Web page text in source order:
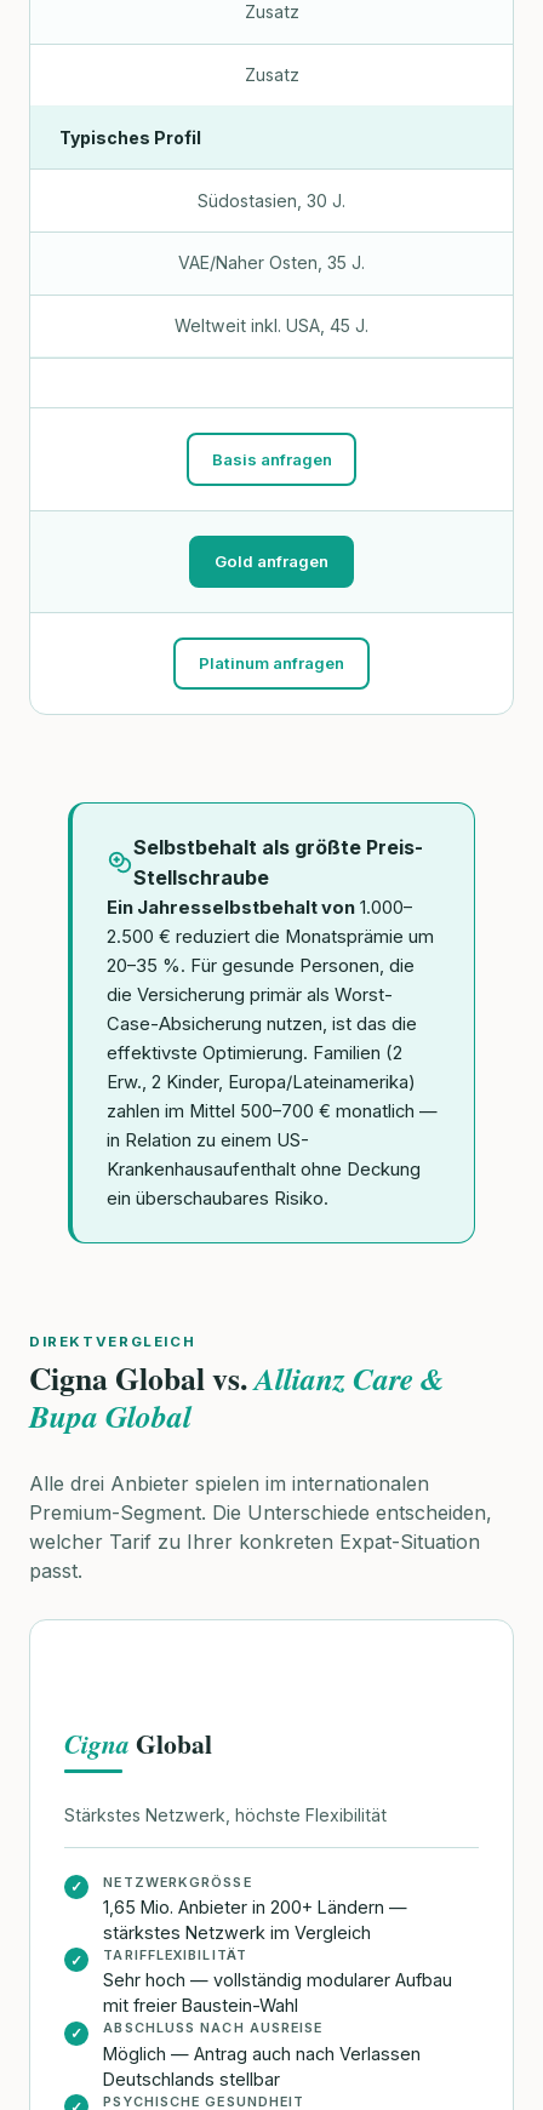
Zusatz
Zusatz
Typisches Profil
Südostasien, 30 J.
VAE/Naher Osten, 35 J.
Weltweit inkl. USA, 45 J.
Basis anfragen
Gold anfragen
Platinum anfragen
Selbstbehalt als größte Preis-
Stellschraube
Ein Jahresselbstbehalt von 1.000–
2.500 € reduziert die Monatsprämie um
20–35 %. Für gesunde Personen, die
die Versicherung primär als Worst-
Case-Absicherung nutzen, ist das die
effektivste Optimierung. Familien (2
Erw., 2 Kinder, Europa/Lateinamerika)
zahlen im Mittel 500–700 € monatlich —
in Relation zu einem US-
Krankenhausaufenthalt ohne Deckung
ein überschaubares Risiko.
DIREKTVERGLEICH
Cigna Global vs.Allianz Care &
Bupa Global
Alle drei Anbieter spielen im internationalen
Premium-Segment. Die Unterschiede entscheiden,
welcher Tarif zu Ihrer konkreten Expat-Situation
passt.
Cigna Global
Stärkstes Netzwerk, höchste Flexibilität
✓ NETZWERKGRÖSSE
1,65 Mio. Anbieter in 200+ Ländern —
stärkstes Netzwerk im Vergleich
✓ TARIFFLEXIBILITÄT
Sehr hoch — vollständig modularer Aufbau
mit freier Baustein-Wahl
✓ ABSCHLUSS NACH AUSREISE
Möglich — Antrag auch nach Verlassen
Deutschlands stellbar
PSYCHISCHE GESUNDHEIT